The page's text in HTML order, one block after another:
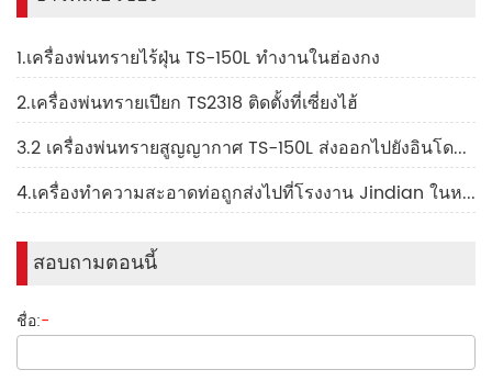
1.เครื่องพ่นทรายไร้ฝุ่น TS-150L ทำงานในฮ่องกง
2.เครื่องพ่นทรายเปียก TS2318 ติดตั้งที่เซี่ยงไฮ้
3.2 เครื่องพ่นทรายสูญญากาศ TS-150L ส่งออกไปยังอินโดนีเซีย
4.เครื่องทำความสะอาดท่อถูกส่งไปที่โรงงาน Jindian ในหนานจิง
สอบถามตอนนี้
ชื่อ:-